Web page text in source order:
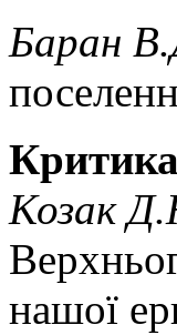
Баран
Критика
Козак
нашої